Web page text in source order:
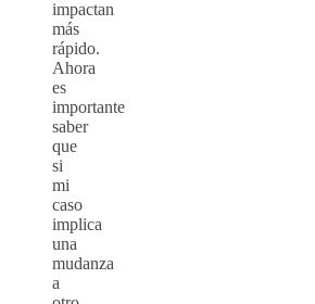
impactan
más
rápido.
Ahora
es
importante
saber
que
si
mi
caso
implica
una
mudanza
a